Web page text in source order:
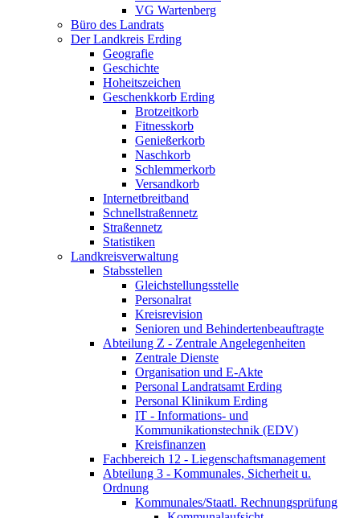
VG Wartenberg
Büro des Landrats
Der Landkreis Erding
Geografie
Geschichte
Hoheitszeichen
Geschenkkorb Erding
Brotzeitkorb
Fitnesskorb
Genießerkorb
Naschkorb
Schlemmerkorb
Versandkorb
Internetbreitband
Schnellstraßennetz
Straßennetz
Statistiken
Landkreisverwaltung
Stabsstellen
Gleichstellungsstelle
Personalrat
Kreisrevision
Senioren und Behindertenbeauftragte
Abteilung Z - Zentrale Angelegenheiten
Zentrale Dienste
Organisation und E-Akte
Personal Landratsamt Erding
Personal Klinikum Erding
IT - Informations- und
Kommunikationstechnik (EDV)
Kreisfinanzen
Fachbereich 12 - Liegenschaftsmanagement
Abteilung 3 - Kommunales, Sicherheit u.
Ordnung
Kommunales/Staatl. Rechnungsprüfung